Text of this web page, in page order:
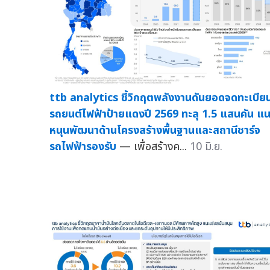
ttb analytics ชี้วิกฤตพลังงานดันยอดจดทะเบีย
รถยนต์ไฟฟ้าป้ายแดงปี 2569 ทะลุ 1.5 แสนคัน แ
หนุนพัฒนาด้านโครงสร้างพื้นฐานและสถานีชาร์จ
รถไฟฟ้ารองรับ — เพื่อสร้างค... 10 มิ.ย.